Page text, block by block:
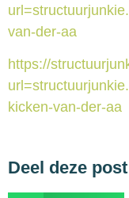
van-der-aa
https://
kicken-van-der-aa
Deel deze